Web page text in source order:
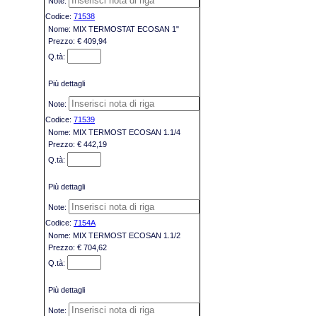
71538
MIX TERMOSTAT ECOSAN 1"
€ 409,94
Più dettagli
71539
MIX TERMOST ECOSAN 1.1/4
€ 442,19
Più dettagli
7154A
MIX TERMOST ECOSAN 1.1/2
€ 704,62
Più dettagli